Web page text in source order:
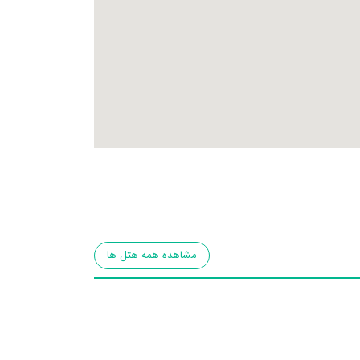
مشاهده همه هتل ها